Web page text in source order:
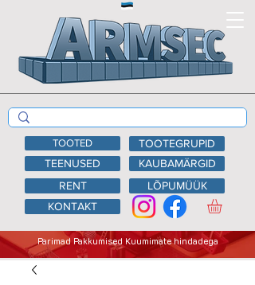
TEENUSED
KAUBAMÄRGID
RENT
LÕPUMÜÜK
KONTAKT
Parimad Pakkumised Kuumimate hindadega
TOOTED TOOTEGRUPID